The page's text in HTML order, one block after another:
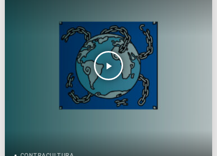
play_arrow